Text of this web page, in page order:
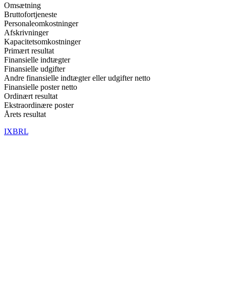
Omsætning
Bruttofortjeneste
Personaleomkostninger
Afskrivninger
Kapacitetsomkostninger
Primært resultat
Finansielle indtægter
Finansielle udgifter
Andre finansielle indtægter eller udgifter netto
Finansielle poster netto
Ordinært resultat
Ekstraordinære poster
Årets resultat
IXBRL